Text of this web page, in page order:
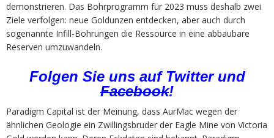
demonstrieren. Das Bohrprogramm für 2023 muss deshalb zwei
Ziele verfolgen: neue Goldunzen entdecken, aber auch durch
sogenannte Infill-Bohrungen die Ressource in eine abbaubare
Reserven umzuwandeln.
Folgen Sie uns auf Twitterund
Facebook!
Paradigm Capital ist der Meinung, dass AurMac wegen der
ähnlichen Geologie ein Zwillingsbruder der Eagle Mine von Victoria